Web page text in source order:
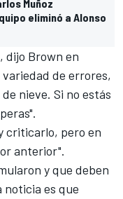
Muñoz
eliminó a Alonso
dijo Brown en
variedad de errores,
nieve. Si no estás
criticarlo, pero en
anterior".
y que deben
noticia es que